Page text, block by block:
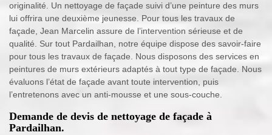
originalité. Un nettoyage de façade suivi d’une peinture des murs
lui offrira une deuxième jeunesse. Pour tous les travaux de
façade, Jean Marcelin assure de l’intervention sérieuse et de
qualité. Sur tout Pardailhan, notre équipe dispose des savoir-faire
pour tous les travaux de façade. Nous disposons des services en
peintures de murs extérieurs adaptés à tout type de façade. Nous
évaluons l’état de façade avant toute intervention, puis
l’entretenons avec un anti-mousse et une sous-couche.
Demande de devis de nettoyage de façade à
Pardailhan.